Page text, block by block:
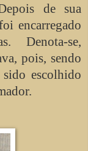
de sua
encarregado
Denota-se,
pois, sendo
escolhido